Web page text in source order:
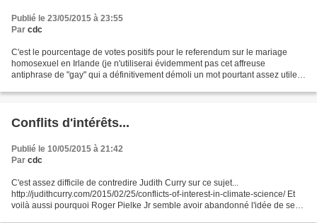
Publié le 23/05/2015 à 23:55
Par cdc
C'est le pourcentage de votes positifs pour le referendum sur le mariage
homosexuel en Irlande (je n'utiliserai évidemment pas cet affreuse
antiphrase de "gay" qui a définitivement démoli un mot pourtant assez utile
Conflits d'intérêts...
Publié le 10/05/2015 à 21:42
Par cdc
C'est assez difficile de contredire Judith Curry sur ce sujet...
http://judithcurry.com/2015/02/25/conflicts-of-interest-in-climate-science/ Et
voilà aussi pourquoi Roger Pielke Jr semble avoir abandonné l'idée de se